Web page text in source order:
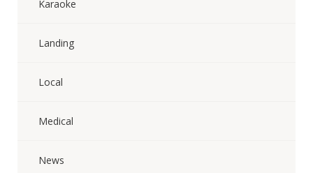
Karaoke
Landing
Local
Medical
News